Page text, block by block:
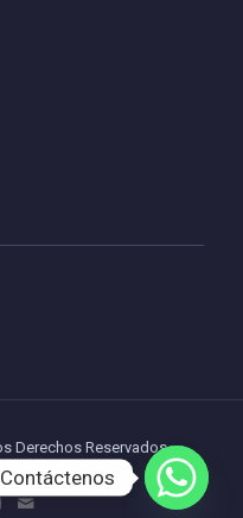
Derechos Reservados
Streaming
Contáctenos